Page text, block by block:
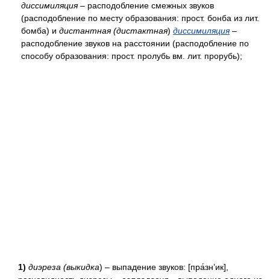
диссимиляция– расподобление смежных звуков
(расподобление по месту образования: прост. бонба из лит.
бомба) и дистантная (дистактная) диссимиляция–
расподобление звуков на расстоянии (расподобление по
способу образования: прост. пролубь вм. лит. прорубь);
1) диэреза (выкидка) – выпадение звуков: [пра́зн’ик],